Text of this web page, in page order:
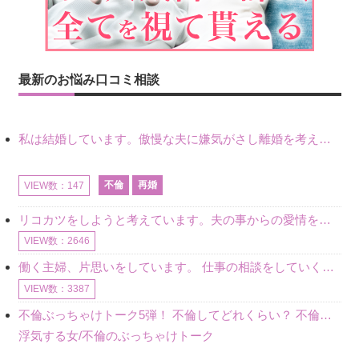
最新のお悩み口コミ相談
私は結婚しています。傲慢な夫に嫌気がさし離婚を考えていたときに、彼と出会いました。彼には恋人がいましたが、話をするうちに、夫とのことを相談するようにな
VIEW数：147 不倫 再婚
リコカツをしようと考えています。夫の事からの愛情を全く感じません。子供がいるので、子供が成長するまではと我慢しています。 まず、お金が必要だと考え、仕事の量も増やしました。ところが、夫は働かず、結局は
VIEW数：2646
働く主婦、片思いをしています。 仕事の相談をしていくうちに、彼のことを好きになりました。私には夫も子供もいます。不倫をしているわけでもなく、もちろん、この気持ちは誰にも話していません。 ラインをする関
VIEW数：3387
不倫ぶっちゃけトーク5弾！ 不倫してどれくらい？ 不倫のあれこれを、なんでもどうぞ♪♪
浮気する女/不倫のぶっちゃけトーク